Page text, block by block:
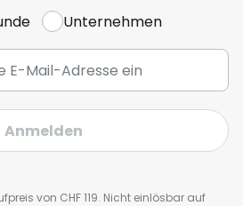
Unternehmen
Anmelden
von CHF 119. Nicht einlösbar auf